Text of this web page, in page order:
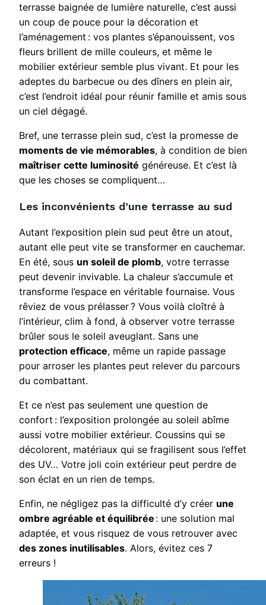
terrasse baignée de lumière naturelle, c’est aussi
un coup de pouce pour la décoration et
l’aménagement : vos plantes s’épanouissent, vos
fleurs brillent de mille couleurs, et même le
mobilier extérieur semble plus vivant. Et pour les
adeptes du barbecue ou des dîners en plein air,
c’est l’endroit idéal pour réunir famille et amis sous
un ciel dégagé.
Bref, une terrasse plein sud, c’est la promesse de
moments de vie mémorables, à condition de bien
maîtriser cette luminosité généreuse. Et c’est là
que les choses se compliquent…
Les inconvénients d’une terrasse au sud
Autant l’exposition plein sud peut être un atout,
autant elle peut vite se transformer en cauchemar.
En été, sous un soleil de plomb, votre terrasse
peut devenir invivable. La chaleur s’accumule et
transforme l’espace en véritable fournaise. Vous
rêviez de vous prélasser ? Vous voilà cloîtré à
l’intérieur, clim à fond, à observer votre terrasse
brûler sous le soleil aveuglant. Sans une
protection efficace, même un rapide passage
pour arroser les plantes peut relever du parcours
du combattant.
Et ce n’est pas seulement une question de
confort : l’exposition prolongée au soleil abîme
aussi votre mobilier extérieur. Coussins qui se
décolorent, matériaux qui se fragilisent sous l’effet
des UV… Votre joli coin extérieur peut perdre de
son éclat en un rien de temps.
Enfin, ne négligez pas la difficulté d’y créer une
ombre agréable et équilibrée : une solution mal
adaptée, et vous risquez de vous retrouver avec
des zones inutilisables. Alors, évitez ces 7
erreurs !